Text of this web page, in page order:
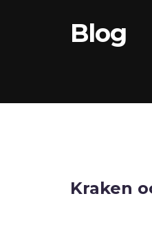
Blog
Kraken